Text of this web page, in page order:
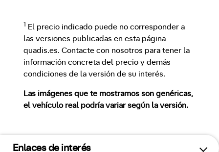
1
El precio indicado puede no corresponder a
las versiones publicadas en esta página
quadis.es. Contacte con nosotros para tener la
información concreta del precio y demás
condiciones de la versión de su interés.
Las imágenes que te mostramos son genéricas,
el vehículo real podría variar según la versión.
Enlaces de interés